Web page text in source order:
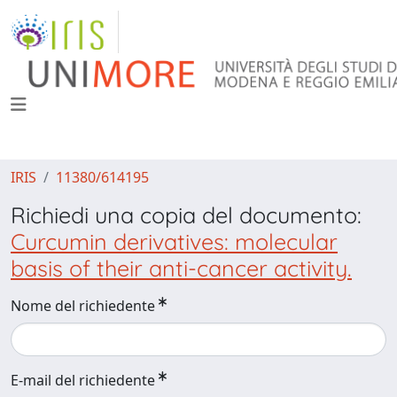
IRIS 11380/614195
Richiedi una copia del documento:
Curcumin derivatives: molecular
basis of their anti-cancer activity.
Nome del richiedente
E-mail del richiedente